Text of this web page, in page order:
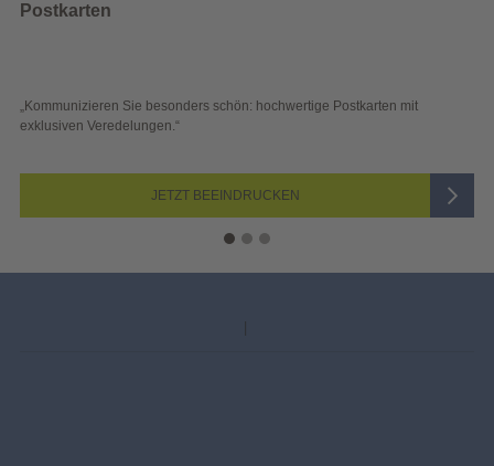
Postkarten
„Kommunizieren Sie besonders schön: hochwertige Postkarten mit
exklusiven Veredelungen.“
JETZT BEEINDRUCKEN